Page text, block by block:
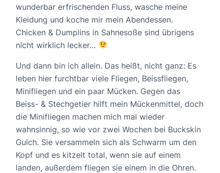
wunderbar erfrischenden Fluss, wasche meine
Kleidung und koche mir mein Abendessen.
Chicken & Dumplins in Sahnesoße sind übrigens
nicht wirklich lecker…
Und dann bin ich allein. Das heißt, nicht ganz: Es
leben hier furchtbar viele Fliegen, Beissfliegen,
Minifliegen und ein paar Mücken. Gegen das
Beiss- & Stechgetier hilft mein Mückenmittel, doch
die Minifliegen machen mich mal wieder
wahnsinnig, so wie vor zwei Wochen bei Buckskin
Gulch. Sie versammeln sich als Schwarm um den
Kopf und es kitzelt total, wenn sie auf einem
landen, außerdem fliegen sie einem in die Ohren.